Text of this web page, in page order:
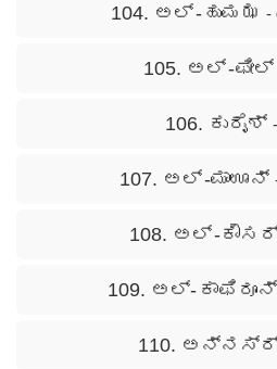
104. ಅಲ್ -ಹುಮಝ -
105. ಅಲ್ -ಫೀಲ್
106. ಕುರೈಶ್
107. ಅಲ್ -ಮಾಊನ್
108. ಅಲ್ -
109. ಅಲ್- ಕಾಫಿರೂನ್
110.